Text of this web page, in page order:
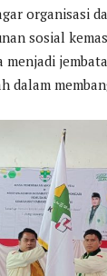
organisasi
sosial
menjadi
dalam